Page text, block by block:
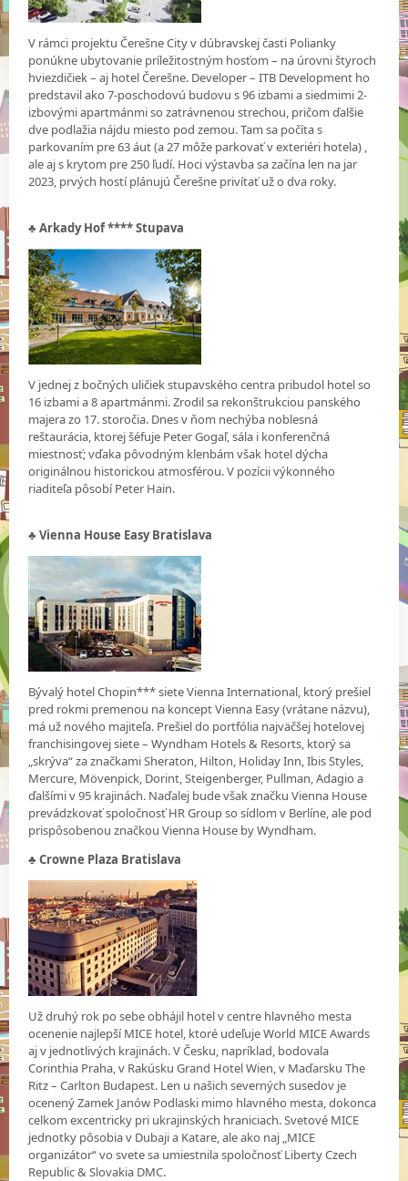
V rámci projektu Čerešne City v dúbravskej časti Polianky
ponúkne ubytovanie príležitostným hosťom – na úrovni štyroch
hviezdičiek – aj hotel Čerešne. Developer – ITB Development ho
predstavil ako 7-poschodovú budovu s 96 izbami a siedmimi 2-
izbovými apartmánmi so zatrávnenou strechou, pričom ďalšie
dve podlažia nájdu miesto pod zemou. Tam sa počíta s
parkovaním pre 63 áut (a 27 môže parkovať v exteriéri hotela) ,
ale aj s krytom pre 250 ľudí. Hoci výstavba sa začína len na jar
2023, prvých hostí plánujú Čerešne privítať už o dva roky.
♣Arkady Hof **** Stupava
V jednej z bočných uličiek stupavského centra pribudol hotel so
16 izbami a 8 apartmánmi. Zrodil sa rekonštrukciou panského
majera zo 17. storočia. Dnes v ňom nechýba noblesná
reštaurácia, ktorej šéfuje Peter Gogaľ, sála i konferenčná
miestnosť; vďaka pôvodným klenbám však hotel dýcha
originálnou historickou atmosférou. V pozícii výkonného
riaditeľa pôsobí Peter Hain.
♣ Vienna House Easy Bratislava
Bývalý hotel Chopin*** siete Vienna International, ktorý prešiel
pred rokmi premenou na koncept Vienna Easy (vrátane názvu),
má už nového majiteľa. Prešiel do portfólia najväčšej hotelovej
franchisingovej siete – Wyndham Hotels & Resorts, ktorý sa
„skrýva“ za značkami Sheraton, Hilton, Holiday Inn, Ibis Styles,
Mercure, Mövenpick, Dorint, Steigenberger, Pullman, Adagio a
ďalšími v 95 krajinách. Naďalej bude však značku Vienna House
prevádzkovať spoločnosť HR Group so sídlom v Berlíne, ale pod
prispôsobenou značkou Vienna House by Wyndham.
♣ Crowne Plaza Bratislava
Už druhý rok po sebe obhájil hotel v centre hlavného mesta
ocenenie najlepší MICE hotel, ktoré udeľuje World MICE Awards
aj v jednotlivých krajinách. V Česku, napríklad, bodovala
Corinthia Praha, v Rakúsku Grand Hotel Wien, v Maďarsku The
Ritz – Carlton Budapest. Len u našich severných susedov je
ocenený Zamek Janów Podlaski mimo hlavného mesta, dokonca
celkom excentricky pri ukrajinských hraniciach. Svetové MICE
jednotky pôsobia v Dubaji a Katare, ale ako naj „MICE
organizátor“ vo svete sa umiestnila spoločnosť Liberty Czech
Republic & Slovakia DMC.